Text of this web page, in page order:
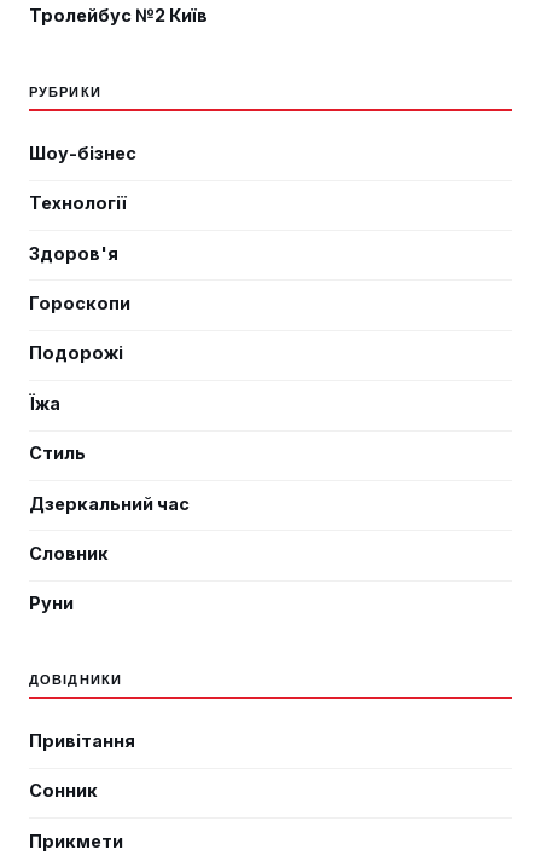
Тролейбус №2 Київ
РУБРИКИ
Шоу-бізнес
Технології
Здоров'я
Гороскопи
Подорожі
Їжа
Стиль
Дзеркальний час
Словник
Руни
ДОВІДНИКИ
Привітання
Сонник
Прикмети